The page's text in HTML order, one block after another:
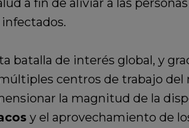
de interés global, y
centros de trabajo del
la magnitud de la
y el aprovechamiento de